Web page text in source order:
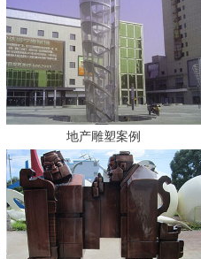
地产雕塑案例